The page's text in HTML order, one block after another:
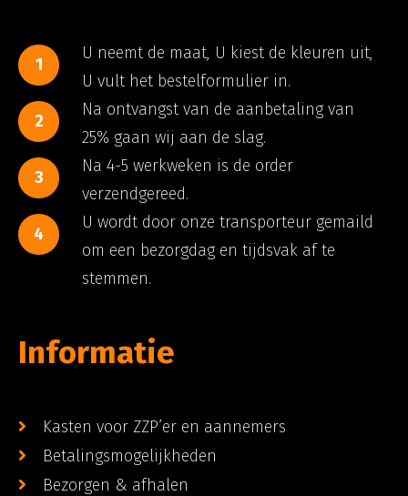
1
U neemt de maat, U kiest de kleuren uit,
U vult het bestelformulier in.
2
Na ontvangst van de aanbetaling van
25% gaan wij aan de slag.
3
Na 4-5 werkweken is de order
verzendgereed.
4
U wordt door onze transporteur gemaild
om een bezorgdag en tijdsvak af te
stemmen.
Informatie
Kasten voor ZZP’er en aannemers
Betalingsmogelijkheden
Bezorgen & afhalen